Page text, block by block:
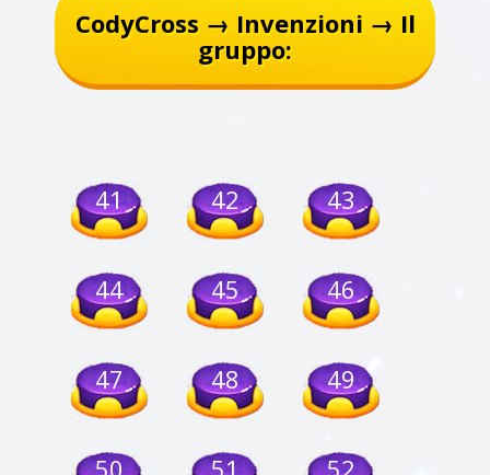
CodyCross → Invenzioni → Il
gruppo:
41 42 43
44 45 46
47 48 49
50 51 52